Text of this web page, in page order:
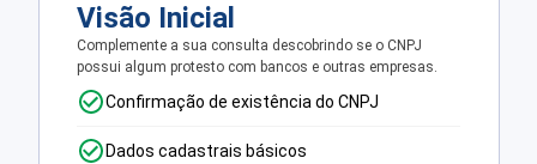
Visão Inicial
Complemente a sua consulta descobrindo se o CNPJ
possui algum protesto com bancos e outras empresas.
Confirmação de existência do CNPJ
Dados cadastrais básicos